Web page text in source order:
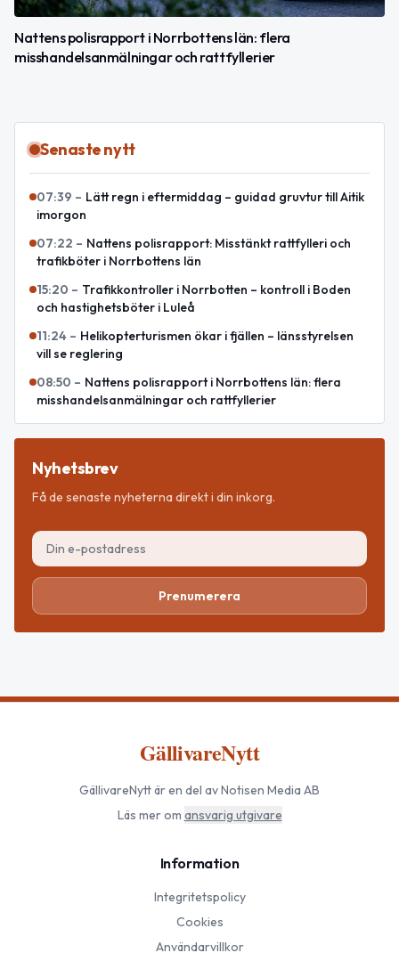
Nattens polisrapport i Norrbottens län: flera
misshandelsanmälningar och rattfyllerier
Senaste nytt
07:39 – Lätt regn i eftermiddag – guidad gruvtur till Aitik
imorgon
07:22 – Nattens polisrapport: Misstänkt rattfylleri och
trafikböter i Norrbottens län
15:20 – Trafikkontroller i Norrbotten – kontroll i Boden
och hastighetsböter i Luleå
11:24 – Helikopterturismen ökar i fjällen – länsstyrelsen
vill se reglering
08:50 – Nattens polisrapport i Norrbottens län: flera
misshandelsanmälningar och rattfyllerier
Nyhetsbrev
Få de senaste nyheterna direkt i din inkorg.
Prenumerera
GällivareNytt
GällivareNyttär en del av Notisen Media AB
Läs mer om ansvarig utgivare
Information
Integritetspolicy
Cookies
Användarvillkor